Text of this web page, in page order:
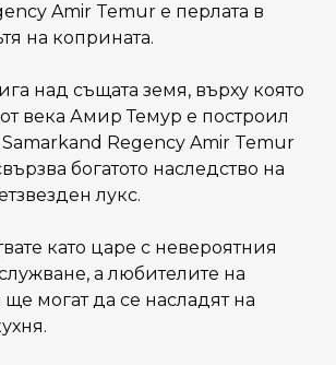
Amir Temur е перлата в
на коприната.
над същата земя, върху която
века Амир Темур е построил
Regency Amir Temur
богатото наследство на
лукс.
като царе с невероятния
а любителите на
ще могат да се насладят на